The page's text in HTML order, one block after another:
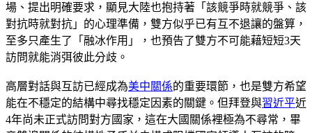
場、提出明確要求，顯見大陸也抱持著「該競爭時就競爭、該
對抗時就對抗」的心理準備，雙方似乎已有互不退讓的盤算，
至多只產生了「融冰作用」，也預告了雙方不可能藉短短3天
訪問就能消弭彼此分歧。
高層對話與互訪已經成為美中關係的重要環節，也是雙方希望
能在不穩定的結構中尋找穩定因素的關鍵。但拜登與習近平近
4年尚未正式訪問對方國家，這在大國關係裡極為不尋常，畢